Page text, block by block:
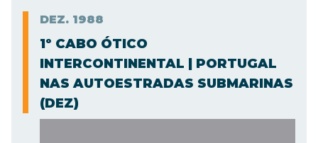
DEZ. 1988
1º CABO ÓTICO
INTERCONTINENTAL | PORTUGAL
NAS AUTOESTRADAS SUBMARINAS
(DEZ)